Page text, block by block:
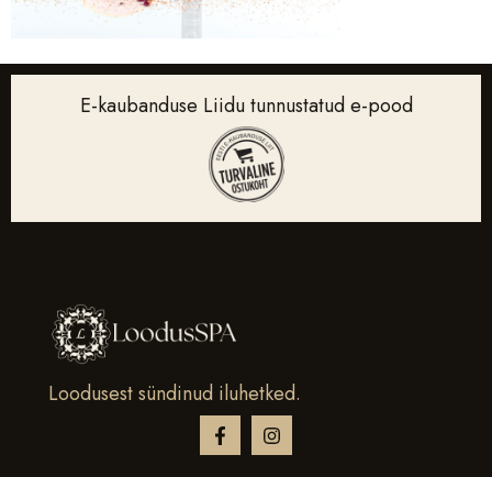
E-kaubanduse Liidu tunnustatud e-pood
Loodusest sündinud iluhetked.